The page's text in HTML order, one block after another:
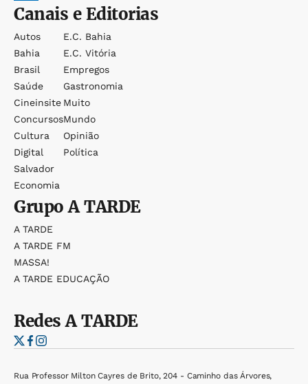
Canais e Editorias
Autos
Bahia
Brasil
Saúde
Cineinsite
Concursos
Cultura
Digital
Salvador
Economia
E.c. Bahia
E.c. Vitória
Empregos
Gastronomia
Muito
Mundo
Opinião
Política
GrupoA TARDE
A TARDE
A TARDE FM
MASSA!
A TARDE EDUCAÇÃO
RedesA TARDE
Rua Professor Milton Cayres de Brito, 204 - Caminho das Árvores,